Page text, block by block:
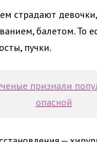
страдают
балетом. То
пучки.
признали
опасной